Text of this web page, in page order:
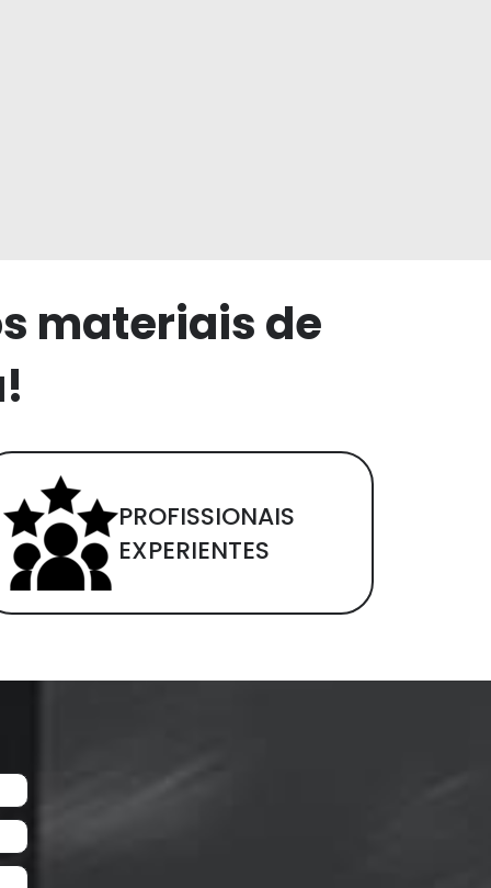
materiais de
PROFISSIONAIS
EXPERIENTES